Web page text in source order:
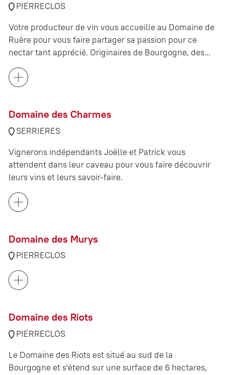
PIERRECLOS
Votre producteur de vin vous accueille au Domaine de
Ruère pour vous faire partager sa passion pour ce
nectar tant apprécié. Originaires de Bourgogne, des...
Domaine des Charmes
SERRIERES
Vignerons indépendants Joëlle et Patrick vous
attendent dans leur caveau pour vous faire découvrir
leurs vins et leurs savoir-faire.
Domaine des Murys
PIERRECLOS
Domaine des Riots
PIERRECLOS
Le Domaine des Riots est situé au sud de la
Bourgogne et s'étend sur une surface de 6 hectares,